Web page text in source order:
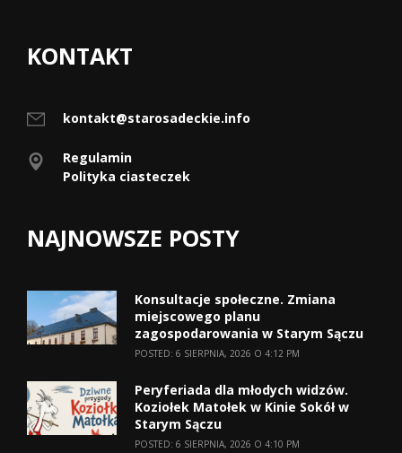
KONTAKT
kontakt@starosadeckie.info
Regulamin
Polityka ciasteczek
NAJNOWSZE POSTY
Konsultacje społeczne. Zmiana
miejscowego planu
zagospodarowania w Starym Sączu
POSTED: 6 SIERPNIA, 2026 O 4:12 PM
Peryferiada dla młodych widzów.
Koziołek Matołek w Kinie Sokół w
Starym Sączu
POSTED: 6 SIERPNIA, 2026 O 4:10 PM